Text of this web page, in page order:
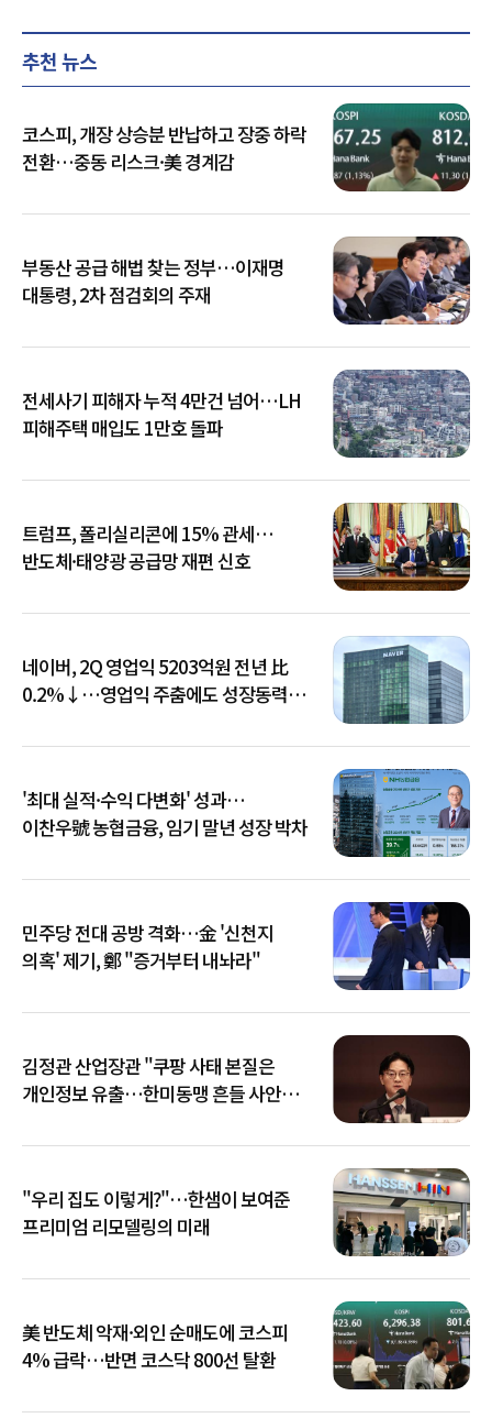
추천 뉴스
코스피, 개장 상승분 반납하고 장중 하락
전환…중동 리스크·美 경계감
부동산 공급 해법 찾는 정부…이재명
대통령, 2차 점검회의 주재
전세사기 피해자 누적 4만건 넘어…LH
피해주택 매입도 1만호 돌파
트럼프, 폴리실리콘에 15% 관세…
반도체·태양광 공급망 재편 신호
네이버, 2Q 영업익 5203억원 전년 比
0.2%↓…영업익 주춤에도 성장동력
'최대 실적·수익 다변화' 성과…
이찬우號 농협금융, 임기 말년 성장 박차
민주당 전대 공방 격화…金 '신천지
의혹' 제기, 鄭 "증거부터 내놔라"
김정관 산업장관 "쿠팡 사태 본질은
개인정보 유출…한미동맹 흔들 사안
"우리 집도 이렇게?"…한샘이 보여준
프리미엄 리모델링의 미래
美 반도체 악재·외인 순매도에 코스피
4% 급락…반면 코스닥 800선 탈환